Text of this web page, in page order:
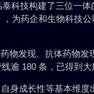
科技构建了三位一
为药企和生物科技
物发现、抗体药物发
逾 180 条，已得到大
身成长性等基本维度